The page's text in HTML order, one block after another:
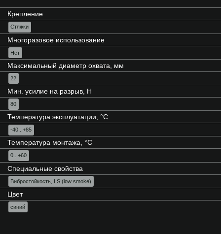
Крепление
Стяжки
Многоразовое использование
Нет
Максимальный диаметр охвата, мм
22
Мин. усилие на разрыв, Н
80
Температура эксплуатации, °C
-40...+85
Температура монтажа, °C
0...+60
Специальные свойства
Вибростойкость, LS (low smoke)
Цвет
синий